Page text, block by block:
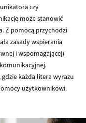
czy
może stanowić
Z pomocą przychodzi
zasady wspierania
i wspomagającej)
każda litera wyrazu
użytkownikowi.